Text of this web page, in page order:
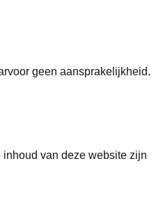
geen aansprakelijkheid.
inhoud van deze website zijn